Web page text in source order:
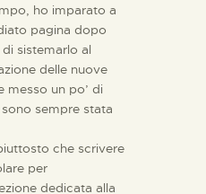
ho imparato a
pagina dopo
sistemarlo al
delle nuove
messo un po’ di
sempre stata
che scrivere
per
dedicata alla